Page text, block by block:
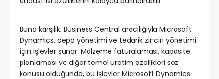
Buna karşılık, Business Central aracılığıyla Microsoft
Dynamics, depo yönetimi ve tedarik zinciri yönetimi
için işlevler sunar. Malzeme faturalaması, kapasite
planlaması ve diğer temel üretim özellikleri söz
konusu olduğunda, bu işlevler Microsoft Dynamics